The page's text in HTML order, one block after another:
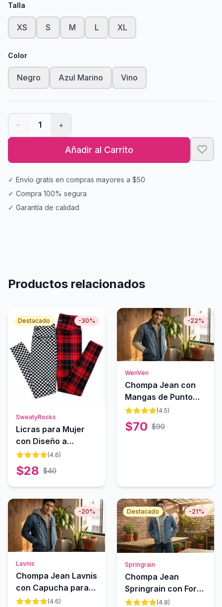
Talla
XS S M L XL
Color
Negro Azul Marino Vino
- 1 +
Añadir al Carrito
✓ Envío gratis en compras mayores a $50
✓ Compra 100% segura
✓ Garantía de calidad
Productos relacionados
Destacado -30%
SweatyRocks
Licras para Mujer
con Diseño a
Cuadros
SweatyRocks
(4.6)
$28 $40
-22%
WenVen
Chompa Jean con
Mangas de Punto
para Hombre
(4.5)
$70 $90
-20%
Lavnis
Chompa Jean Lavnis
con Capucha para
Hombre(4.6)
Destacado -21%
Springrain
Chompa Jean
Springrain con Forro
de Lana para
(4.8)